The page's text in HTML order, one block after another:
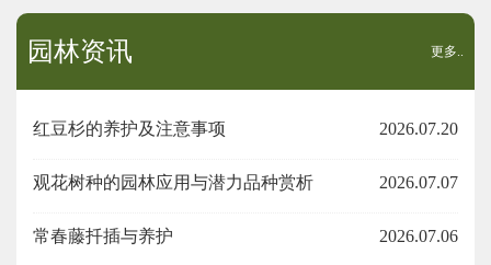
园林资讯 更多..
红豆杉的养护及注意事项 2026.07.20
观花树种的园林应用与潜力品种赏析 2026.07.07
常春藤扦插与养护 2026.07.06